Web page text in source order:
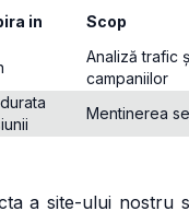
in Scop
Analiză trafic
campaniilor
Mentinerea
a site-ului nostru